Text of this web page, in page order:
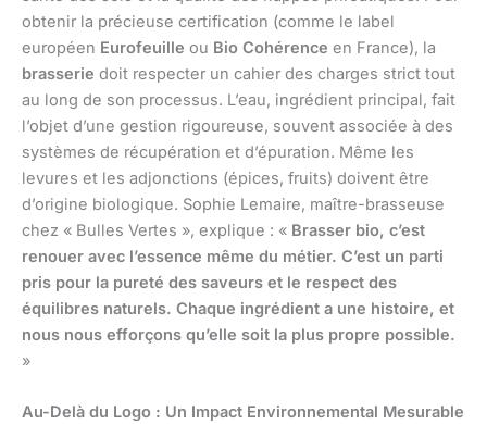
obtenir la précieuse certification (comme le label
européen Eurofeuille ou Bio Cohérence en France), la
brasserie doit respecter un cahier des charges strict tout
au long de son processus. L’eau, ingrédient principal, fait
l’objet d’une gestion rigoureuse, souvent associée à des
systèmes de récupération et d’épuration. Même les
levures et les adjonctions (épices, fruits) doivent être
d’origine biologique. Sophie Lemaire, maître-brasseuse
chez « Bulles Vertes », explique : « Brasser bio, c’est
renouer avec l’essence même du métier. C’est un parti
pris pour la pureté des saveurs et le respect des
équilibres naturels. Chaque ingrédient a une histoire, et
nous nous efforçons qu’elle soit la plus propre possible.
»
Au-Delà du Logo : Un Impact Environnemental Mesurable